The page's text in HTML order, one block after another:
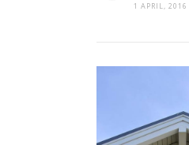
1 APRIL, 2016